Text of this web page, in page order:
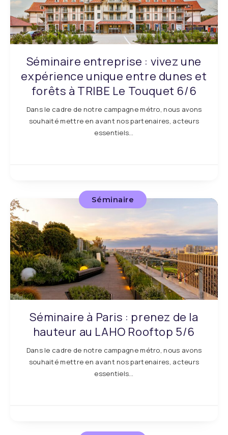
Séminaire entreprise : vivez une
expérience unique entre dunes et
forêts à TRIBE Le Touquet 6/6
Dans le cadre de notre campagne métro, nous avons
souhaité mettre en avant nos partenaires, acteurs
essentiels…
Séminaire
Séminaire à Paris : prenez de la
hauteur au LAHO Rooftop 5/6
Dans le cadre de notre campagne métro, nous avons
souhaité mettre en avant nos partenaires, acteurs
essentiels…